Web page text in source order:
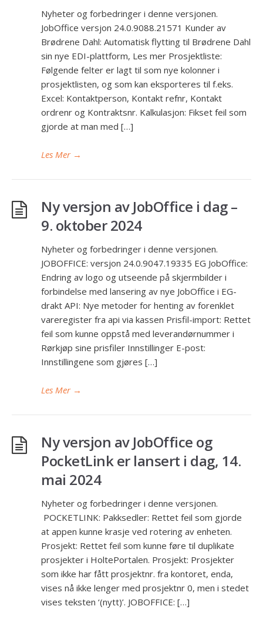
Nyheter og forbedringer i denne versjonen.
JobOffice versjon 24.0.9088.21571 Kunder av
Brødrene Dahl: Automatisk flytting til Brødrene Dahl
sin nye EDI-plattform, Les mer Prosjektliste:
Følgende felter er lagt til som nye kolonner i
prosjektlisten, og som kan eksporteres til f.eks.
Excel: Kontaktperson, Kontakt refnr, Kontakt
ordrenr og Kontraktsnr. Kalkulasjon: Fikset feil som
gjorde at man med […]
Les Mer→
Ny versjon av JobOffice i dag –
9. oktober 2024
Nyheter og forbedringer i denne versjonen.
JOBOFFICE: versjon 24.0.9047.19335 EG JobOffice:
Endring av logo og utseende på skjermbilder i
forbindelse med lansering av nye JobOffice i EG-
drakt API: Nye metoder for henting av forenklet
vareregister fra api via kassen Prisfil-import: Rettet
feil som kunne oppstå med leverandørnummer i
Rørkjøp sine prisfiler Innstillinger E-post:
Innstillingene som gjøres […]
Les Mer→
Ny versjon av JobOffice og
PocketLink er lansert i dag, 14.
mai 2024
Nyheter og forbedringer i denne versjonen.
POCKETLINK: Pakksedler: Rettet feil som gjorde
at appen kunne krasje ved rotering av enheten.
Prosjekt: Rettet feil som kunne føre til duplikate
prosjekter i HoltePortalen. Prosjekt: Prosjekter
som ikke har fått prosjektnr. fra kontoret, enda,
vises nå ikke lenger med prosjektnr 0, men i stedet
vises teksten ‘(nytt)’. JOBOFFICE: […]